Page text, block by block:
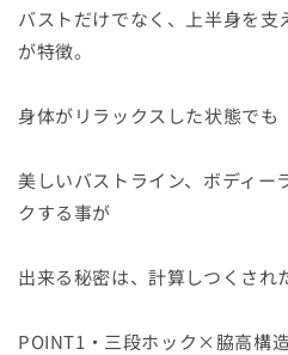
バストだけでなく、上半身を支
が特徴。
身体がリラックスした状態でも
美しいバストライン、ボディー
クする事が
出来る秘密は、計算しつくされ
POINT1・三段ホック×脇高構